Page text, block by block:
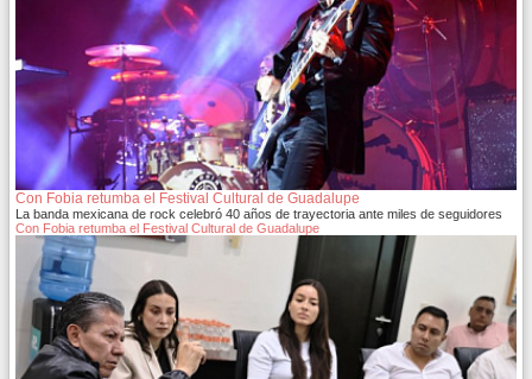
Con Fobia retumba el Festival Cultural de Guadalupe
La banda mexicana de rock celebró 40 años de trayectoria ante miles de seguidores
Con Fobia retumba el Festival Cultural de Guadalupe